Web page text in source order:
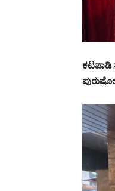
ಕಟಪಾಡಿ